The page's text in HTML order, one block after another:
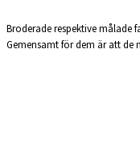
Broderade respektive målade
Gemensamt för dem är att